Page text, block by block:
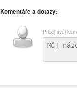
Komentáře a dotazy:
Přidej svůj